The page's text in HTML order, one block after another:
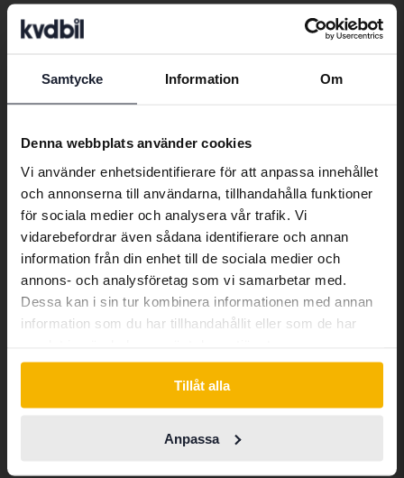
Samtycke Information Om
Denna webbplats använder cookies
Vi använder enhetsidentifierare för att anpassa innehållet
och annonserna till användarna, tillhandahålla funktioner
för sociala medier och analysera vår trafik. Vi
vidarebefordrar även sådana identifierare och annan
information från din enhet till de sociala medier och
annons- och analysföretag som vi samarbetar med.
Dessa kan i sin tur kombinera informationen med annan
information som du har tillhandahållit eller som de har
Tillåt alla
Anpassa
Bilar Hyundai I20
Hyundai I10
Hyundai I20
Hyundai I30
Hyundai I40
Hyundai Kona
Fe
Hyundai Tucson
Bilmärken
Hyundai
Preferred language
We have detected that your browser
Swedish. To better service our friends
abroad we have an English language
site (kvdcars.com) that contains all the
same vehicles and services.
Continue in Swedish